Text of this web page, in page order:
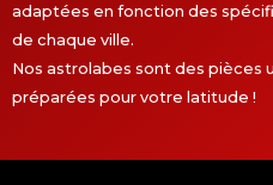
adaptées en fonction des
de chaque ville.
Nos astrolabes sont des pièces
préparées pour votre latitude !